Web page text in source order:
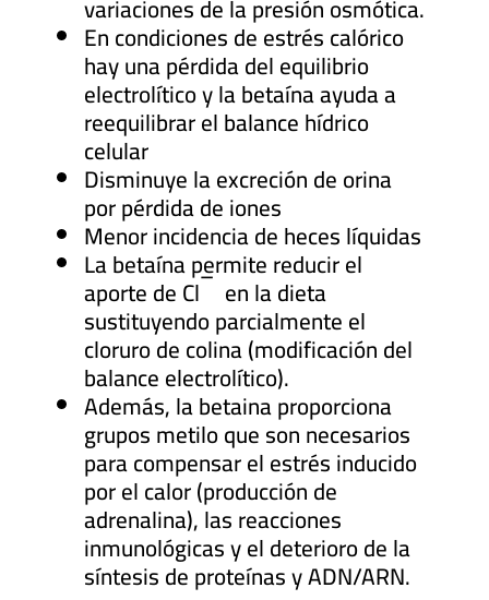
variaciones de la presión osmótica.
En condiciones de estrés calórico
hay una pérdida del equilibrio
electrolítico y la betaína ayuda a
reequilibrar el balance hídrico
celular
Disminuye la excreción de orina
por pérdida de iones
Menor incidencia de heces líquidas
La betaína permite reducir el
aporte de Cl–en la dieta
sustituyendo parcialmente el
cloruro de colina (modificación del
balance electrolítico).
Además, la betaina proporciona
grupos metilo que son necesarios
para compensar el estrés inducido
por el calor (producción de
adrenalina), las reacciones
inmunológicas y el deterioro de la
síntesis de proteínas y ADN/ARN.